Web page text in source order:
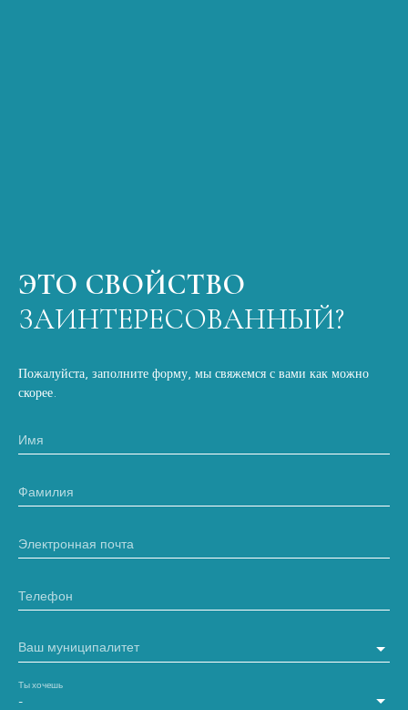
ЭТО СВОЙСТВО
ЗАИНТЕРЕСОВАННЫЙ?
Пожалуйста, заполните форму, мы свяжемся с вами как можно
скорее.
Имя
Фамилия
Электронная почта
Телефон
Ваш муниципалитет
-
Ты хочешь